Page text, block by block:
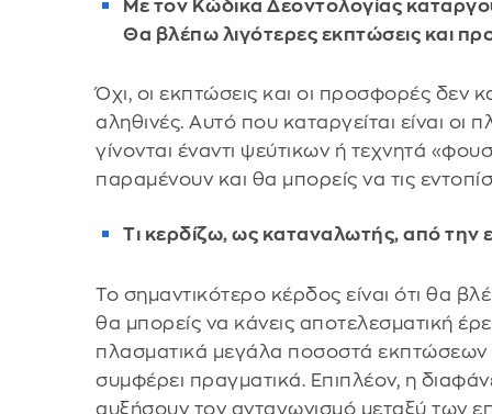
Με τον Κώδικα Δεοντολογίας
Θα βλέπω λιγότερες εκπτώσεις και
Όχι, οι εκπτώσεις και οι προσφορές δεν
αληθινές. Αυτό που καταργείται είναι οι
γίνονται έναντι ψεύτικων ή τεχνητά
παραμένουν και θα μπορείς να τις
Τι κερδίζω, ως καταναλωτής, από
Το σημαντικότερο κέρδος είναι ότι θα
θα μπορείς να κάνεις αποτελεσματική
πλασματικά μεγάλα ποσοστά εκπτώσεων
συμφέρει πραγματικά. Επιπλέον, η
αυξήσουν τον ανταγωνισμό μεταξύ των